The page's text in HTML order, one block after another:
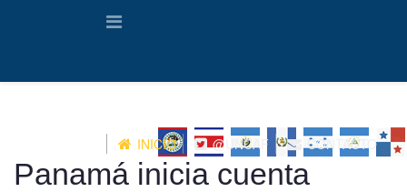
INICIO @UNCAF CONTACTO
Panamá inicia cuenta